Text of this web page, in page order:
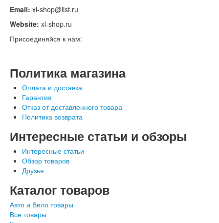
Email: xl-shop@list.ru
Website: xl-shop.ru
Присоединяйся к нам:
Политика магазина
Оплата и доставка
Гарантия
Отказ от доставленного товара
Политика возврата
Интересные статьи и обзоры
Интересные статьи
Обзор товаров
Друзья
Каталог товаров
Авто и Вело товары
Все товары